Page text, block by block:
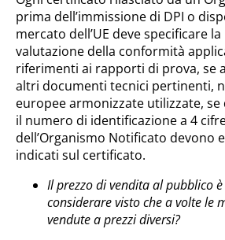
prima dell’immissione di DPI o
mercato dell’UE deve specificare
valutazione della conformità
riferimenti ai rapporti di prova, se
altri documenti tecnici pertinenti,
europee armonizzate utilizzate, se
il numero di identificazione a 4
dell’Organismo Notificato devono
indicati sul certificato.
Il prezzo di vendita al pubblico
considerare visto che a volte le
vendute a prezzi diversi?